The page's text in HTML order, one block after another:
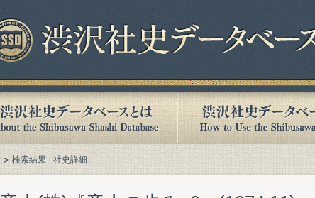
検索結果 - 社史詳細